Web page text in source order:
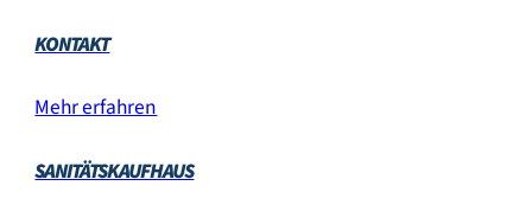
KONTAKT
Mehr erfahren
SANITÄTSKAUFHAUS